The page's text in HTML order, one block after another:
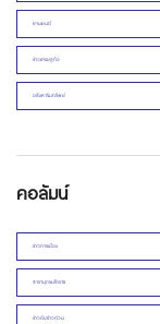
ยานยนต์
ข่าวเศรษฐกิจ
อสังหาริมทรัพย์
คอลัมน์
ข่าวการเมือง
สารานุกรมโคราช
ข่าวดิบข่าวด่วน